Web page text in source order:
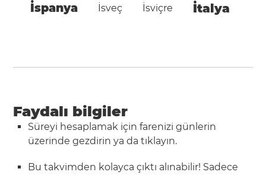
İspanya İsveç İsviçre İtalya
Faydalı bilgiler
Süreyi hesaplamak için farenizi günlerin
üzerinde gezdirin ya da tıklayın.
Bu takvimden kolayca çıktı alınabilir! Sadece